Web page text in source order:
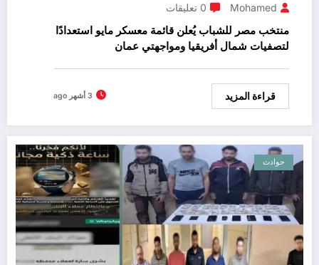
Mohamed 0 تعليقات
منتخب مصر للشباب يُعلن قائمة معسكر مايو استعدادًا
لتصفيات شمال أفريقيا ومواجهتي عمان
قراءة المزيد 3 أشهر ago
حوادث